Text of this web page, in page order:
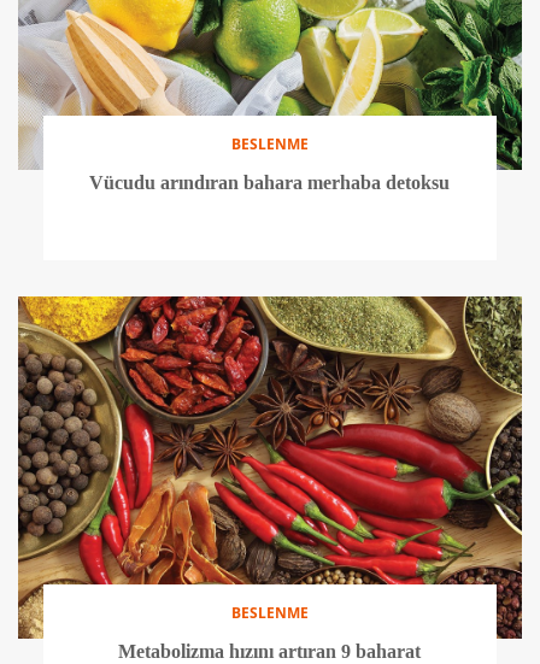
BESLENME
Vücudu arındıran bahara merhaba detoksu
BESLENME
Metabolizma hızını artıran 9 baharat